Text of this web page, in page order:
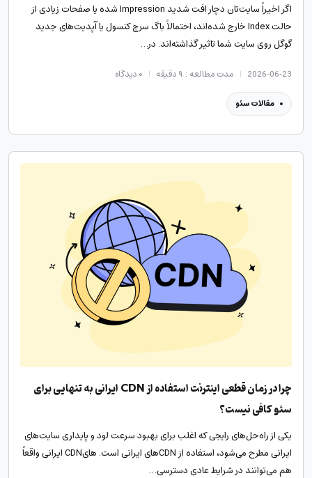
اگر اخیراً سایت‌تان دچار افت شدید Impression شده یا صفحات زیادی از
حالت Index خارج شده‌اند، احتمالاً باگ سرچ کنسول یا آپدیت‌های جدید
گوگل روی سایت شما تاثیر گذاشته‌اند. در…
2026-06-23 مدت مطالعه : ۹ دقیقه ۰دیدگاه
مقالات سئو
چرا در زمان قطعی اینترنت استفاده از CDN ایرانی به تنهایی برای
سئو کافی نیست؟
یکی از راه‌حل‌های رایجی که اغلب برای بهبود سرعت لود و پایداری سایت‌های
ایرانی مطرح می‌شود، استفاده از CDNهای ایرانی است. ‌هایCDN ایرانی واقعاً
هم می‌توانند در شرایط عادی دسترسی…